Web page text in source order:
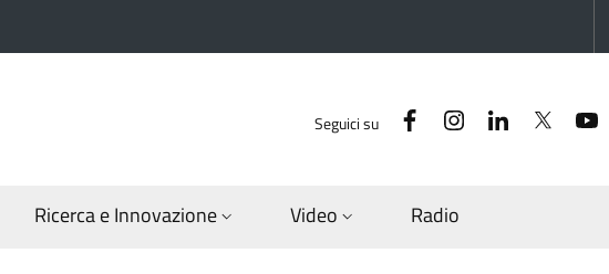
Seguici su FacebookInstagramLinkedinTwitter
Ricerca e Innovazione Video Radio